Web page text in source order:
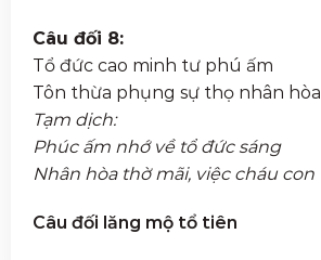
Câu đối 8:
Tổ đức cao minh tư phú ấm
Tôn thừa phụng sự thọ nhân hòa
Tạm dịch:
Phúc ấm nhớ về tổ đức sáng
Nhân hòa thờ mãi, việc cháu con
Câu đối lăng mộ tổ tiên